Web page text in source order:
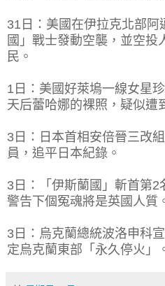
31日：美國在伊拉克北部阿
國」戰士發動空襲，並空投
民。
1日：美國好萊塢一線女星
天后蕾哈娜的裸照，疑似遭
3日：日本首相安倍晉三改
員，追平日本紀錄。
3日：「伊斯蘭國」斬首第2
警告下個冤魂將是英國人質
3日：烏克蘭總統波洛申科
定烏克蘭東部「永久停火